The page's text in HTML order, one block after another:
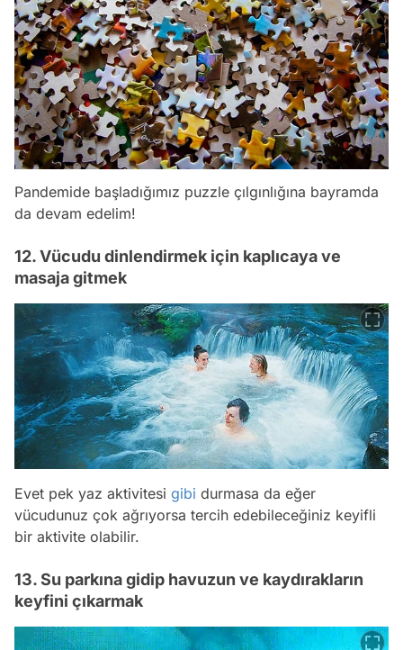
Pandemide başladığımız puzzle çılgınlığına bayramda
da devam edelim!
12. Vücudu dinlendirmek için kaplıcaya ve
masaja gitmek
Evet pek yaz aktivitesi gibi durmasa da eğer
vücudunuz çok ağrıyorsa tercih edebileceğiniz keyifli
bir aktivite olabilir.
13. Su parkına gidip havuzun ve kaydırakların
keyfini çıkarmak